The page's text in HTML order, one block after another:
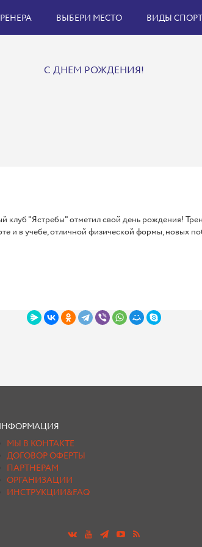
ВЫБЕРИ МЕСТО ВИДЫ
С ДНЕМ РОЖДЕНИЯ!
клуб "Ястребы" отметил свой день рождения!
и в учебе, отличной физической формы, новых
МЫ В КОНТАКТЕ
ДОГОВОР ОФЕРТЫ
ПАРТНЕРАМ
ОРГАНИЗАЦИИ
ИНСТРУКЦИИ&FAQ